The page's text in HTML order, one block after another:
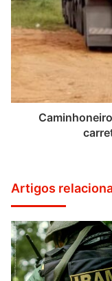
Artigos